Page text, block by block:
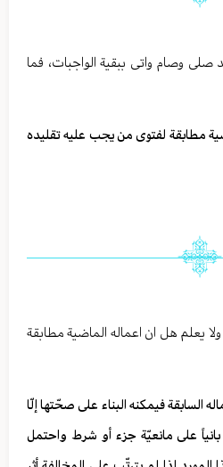
صلى وصام واتى ببقية الواجبات، فما
مطابقة لفتوى من يجب عليه تقليده
يعلم هل ان اعماله الماضية مطابقة
السابقة فيمكنه البناء على صحّتها إلّا
على مانعيّة جزء أو شرط واحتمل